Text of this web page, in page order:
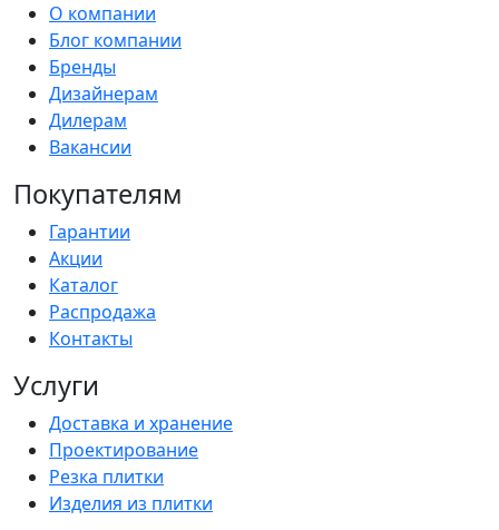
О компании
Блог компании
Бренды
Дизайнерам
Дилерам
Вакансии
Покупателям
Гарантии
Акции
Каталог
Распродажа
Контакты
Услуги
Доставка и хранение
Проектирование
Резка плитки
Изделия из плитки